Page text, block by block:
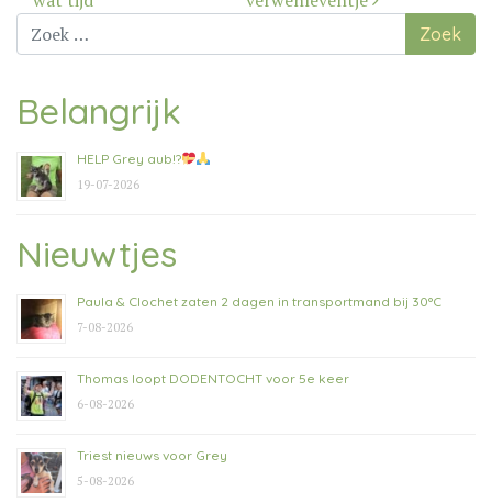
Zoek
naar:
Belangrijk
HELP Grey aub!?
19-07-2026
Nieuwtjes
Paula & Clochet zaten 2 dagen in transportmand bij 30°C
7-08-2026
Thomas loopt DODENTOCHT voor 5e keer
6-08-2026
Triest nieuws voor Grey
5-08-2026